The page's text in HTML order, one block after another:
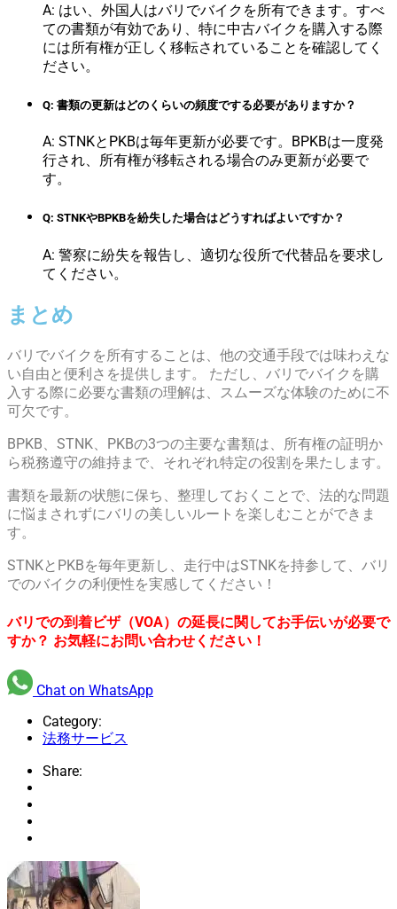
A: はい、外国人はバリでバイクを所有できます。すべ
ての書類が有効であり、特に中古バイクを購入する際
には所有権が正しく移転されていることを確認してく
ださい。
Q: 書類の更新はどのくらいの頻度でする必要がありますか？
A: STNKとPKBは毎年更新が必要です。BPKBは一度発
行され、所有権が移転される場合のみ更新が必要で
す。
Q: STNKやBPKBを紛失した場合はどうすればよいですか？
A: 警察に紛失を報告し、適切な役所で代替品を要求し
てください。
まとめ
バリでバイクを所有することは、他の交通手段では味わえな
い自由と便利さを提供します。 ただし、バリでバイクを購
入する際に必要な書類の理解は、スムーズな体験のために不
可欠です。
BPKB、STNK、PKBの3つの主要な書類は、所有権の証明か
ら税務遵守の維持まで、それぞれ特定の役割を果たします。
書類を最新の状態に保ち、整理しておくことで、法的な問題
に悩まされずにバリの美しいルートを楽しむことができま
す。
STNKとPKBを毎年更新し、走行中はSTNKを持参して、バリ
でのバイクの利便性を実感してください！
バリでの到着ビザ（VOA）の延長に関してお手伝いが必要で
すか？ お気軽にお問い合わせください！
Chat on WhatsApp
Category:
法務サービス
Share: